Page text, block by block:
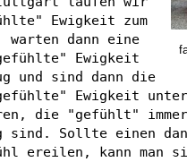
Ewigkeit zum
warten dann eine
Ewigkeit
und sind dann die
Ewigkeit
die "gefühlt"
sind. Sollte einen
ereilen, kann man